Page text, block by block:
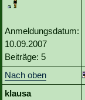
Anmeldungsdatum:
10.09.2007
Beiträge: 5
Nach oben
klausa